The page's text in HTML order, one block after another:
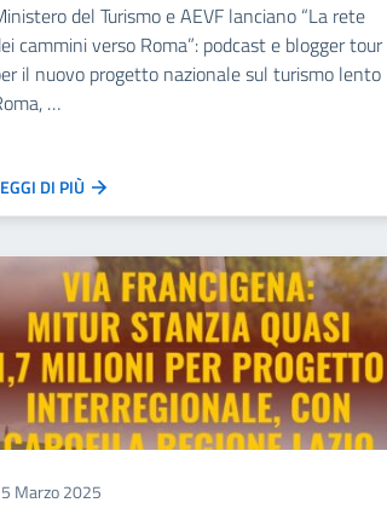
del Turismo e AEVF lanciano “La rete
cammini verso Roma”: podcast e blogger tour
il nuovo progetto nazionale sul turismo lento
…
DI PIÙ
Marzo 2025